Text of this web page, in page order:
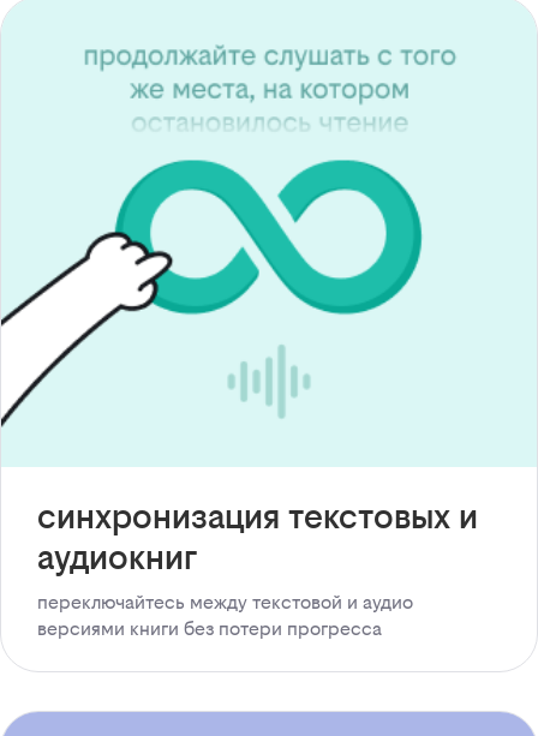
синхронизация текстовых и
аудиокниг
переключайтесь между текстовой и аудио
версиями книги без потери прогресса